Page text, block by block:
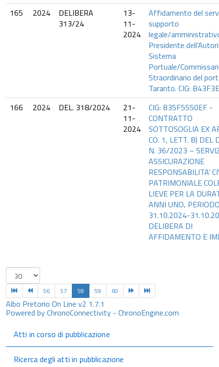
165
2024
DELIBERA
313/24
13-
11-
2024
Affidamento del
supporto
legale/
Presidente
Sistema
Portuale/
Straordinario del
Taranto. CIG:
166
2024 DEL. 318/2024
21-
11-
2024
CIG: B35F5550EF -
CONTRATTO
SOTTOSOGLIA EX
CO. 1, LETT. B) DEL
N. 36/2023 –
ASSICURAZIONE
RESPONSABILITA’
PATRIMONIALE
LIEVE PER LA
ANNI UNO,
31.10.2024-
DELIBERA DI
AFFIDAMENTO E
56 57 58 59 60
Albo Pretorio On Line v2 1.7.1
Powered by ChronoConnectivity - ChronoEngine.com
Atti in corso di pubblicazione
Ricerca degli atti in pubblicazione